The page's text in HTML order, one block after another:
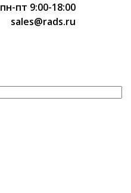
пн-пт 9:00-18:00
sales@rads.ru